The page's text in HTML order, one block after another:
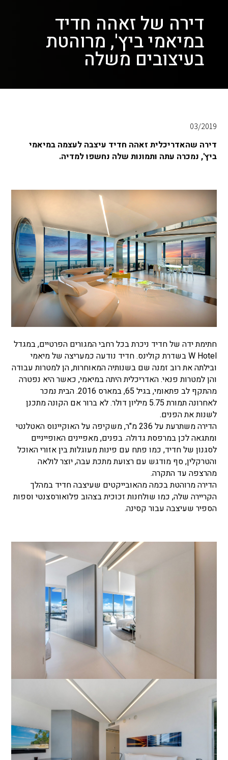
דירה של זאהה חדיד
במיאמי ביץ', מרוהטת
בעיצובים משלה
03/2019
דירה שהאדריכלית זאהה חדיד עיצבה לעצמה במיאמי
ביץ', נמכרה עתה ותמונות שלה נחשפו למדיה.
חתימת ידה של חדיד ניכרת בכל רחבי המגורים הפרטיים, במגדל
W Hotel בשדרת קולינס. חדיד נודעה כמעריצה של מיאמי
ובילתה את רוב זמנה שם בשנותיה המאוחרות, הן למטרות עבודה
והן למטרות פנאי. האדריכלית היתה במיאמי, כאשר היא נפטרה
מהתקף לב פתאומי, בגיל 65, במארס 2016. הבית נמכר
לאחרונה תמורת 5.75 מיליון דולר. לא ברור אם הקונה מתכנן
לשנות את הפנים.
הדירה משתרעת על 236 מ"ר, משקיפה על האוקיינוס ​​האטלנטי
ומתגאה לכן במרפסת גדולה. בפנים, מאפיינים האופייניים
לסגנון של חדיד, כמו פתח עם פינות מעוגלות בין אזורי האוכל
והטרקלין, סף מודגש עם רצועת מתכת עבה, יוצר לולאה
מהרצפה עד התקרה.
הדירה מרוהטת בכמה מהאובייקטים שעיצבה חדיד במהלך
הקריירה שלה, כמו שולחנות זכוכית בצהוב פלואורסצנטי וספות
הספיר שעיצבה עבור קסינה.